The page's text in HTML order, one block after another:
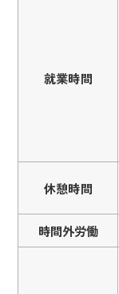
就業時間
休憩時間
時間外労働